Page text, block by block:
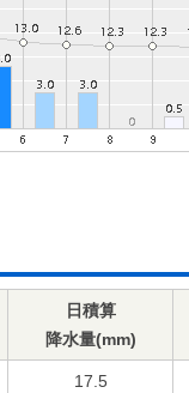
日積算
降水量(mm)
17.5